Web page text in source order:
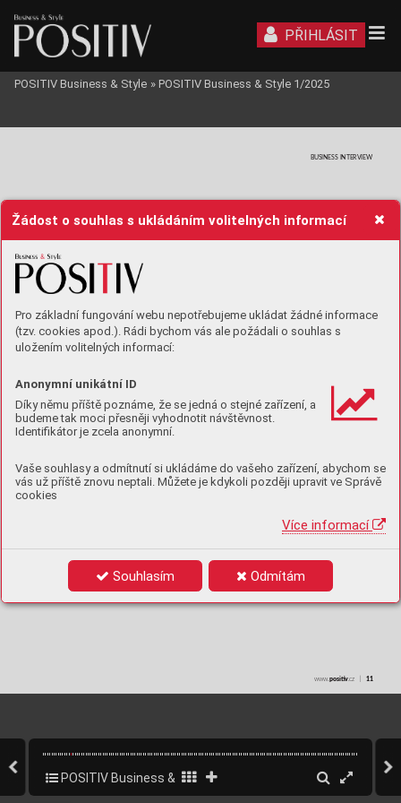
Žádost o souhlas s ukládáním volitelných informací
Pro základní fungování webu nepotřebujeme ukládat žádné informace
(tzv. cookies apod.). Rádi bychom vás ale požádali o souhlas s
uložením volitelných informací:
Anonymní unikátní ID
Díky němu příště poznáme, že se jedná o stejné zařízení, a
budeme tak moci přesněji vyhodnotit návštěvnost.
Identifikátor je zcela anonymní.
Vaše souhlasy a odmítnutí si ukládáme do vašeho zařízení, abychom se
vás už příště znovu neptali. Můžete je kdykoli později upravit ve Správě
cookies
Více informací
Souhlasím Odmítám
www. posiv.cz 11
BUSINESS INTERVIEW
PŘIHLÁSIT
POSITIV Business & Style » POSITIV Business & Style 1/2025
POSITIV Business & Style 1/2025